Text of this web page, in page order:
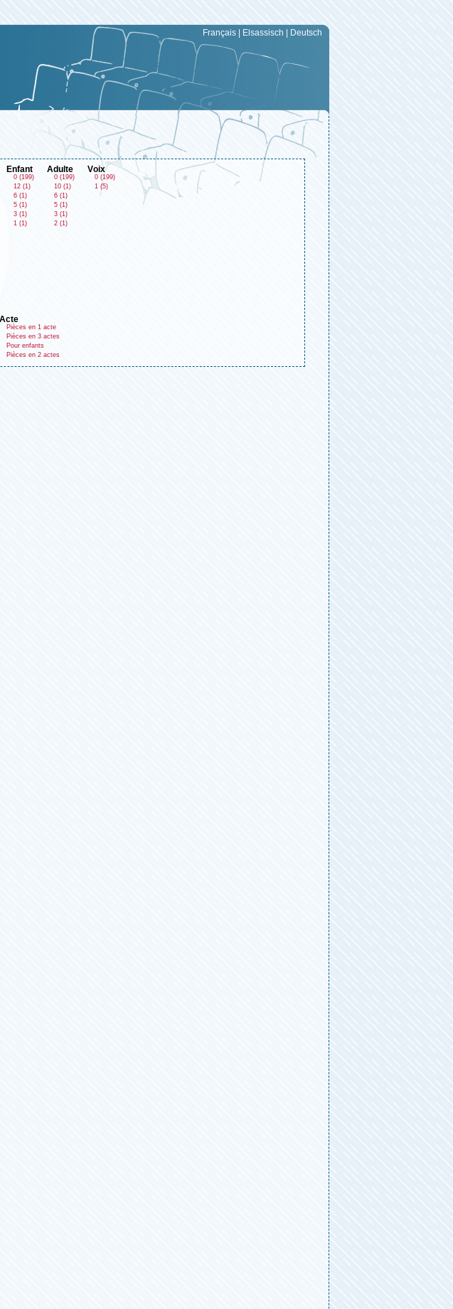
Français| Elsassisch Deutsch
enfant
0 (199)
12 (1)
6 (1)
5 (1)
3 (1)
1 (1)
adulte
0 (199)
10 (1)
6 (1)
5 (1)
3 (1)
2 (1)
voix
0 (199)
1 (5)
acte
Pièces en 1 acte
Pièces en 3 actes
Pour enfants
Pièces en 2 actes